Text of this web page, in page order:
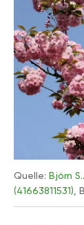
Quelle: Björn
(41663811531),